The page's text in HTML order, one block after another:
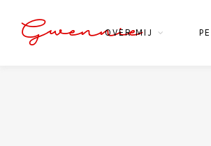
Gwennie
OVER MIJ